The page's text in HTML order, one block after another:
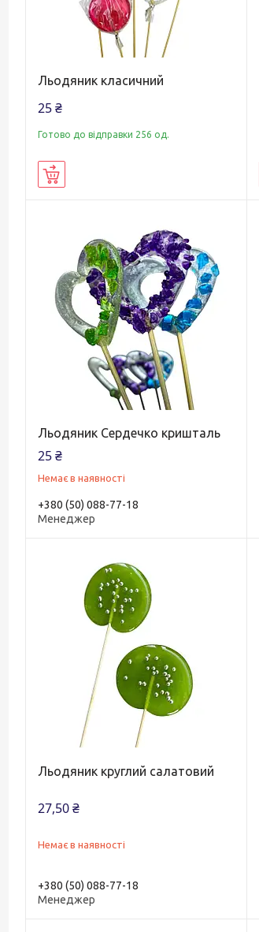
Льодяник класичний
25 ₴
Готово до відправки 256 од.
Льодяник Сердечко кришталь
25 ₴
Немає в наявності
+380 (50) 088-77-18
Менеджер
Льодяник круглий салатовий
27,50 ₴
Немає в наявності
+380 (50) 088-77-18
Менеджер